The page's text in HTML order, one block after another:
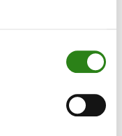
des
une grande
semblent
risques de